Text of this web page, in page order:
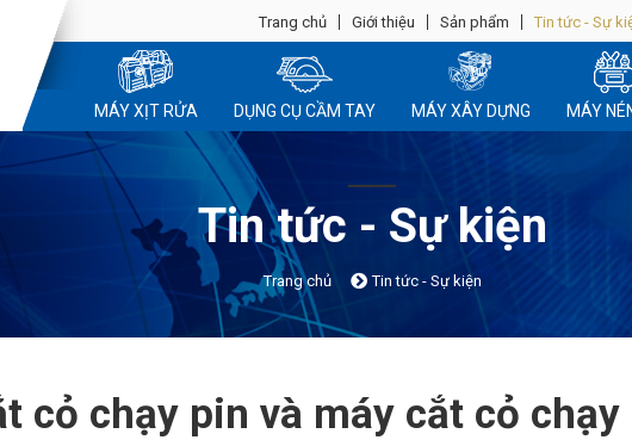
Trang chủ Giới thiệu Sản phẩm Tin tức - Sự
MÁY XỊT RỬA DỤNG CỤ CẦM TAY MÁY XÂY DỰNG MÁY
Tin tức - Sự kiện
Trang chủ Tin tức - Sự kiện
cỏ chạy pin và máy cắt cỏ chạy